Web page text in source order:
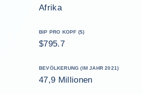
Afrika
BIP PRO KOPF ($)
$795.7
BEVÖLKERUNG (IM JAHR 2021)
47,9 Millionen